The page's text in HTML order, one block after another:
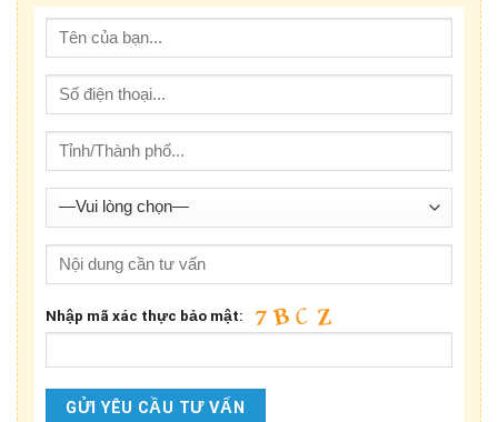
Nhập mã xác thực bảo mật: